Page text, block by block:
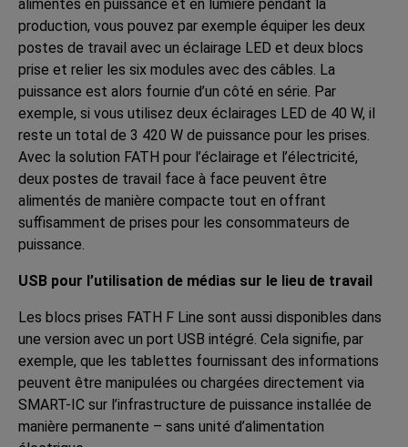
alimentés en puissance et en lumière pendant la
production, vous pouvez par exemple équiper les deux
postes de travail avec un éclairage LED et deux blocs
prise et relier les six modules avec des câbles. La
puissance est alors fournie d’un côté en série. Par
exemple, si vous utilisez deux éclairages LED de 40 W, il
reste un total de 3 420 W de puissance pour les prises.
Avec la solution FATH pour l’éclairage et l’électricité,
deux postes de travail face à face peuvent être
alimentés de manière compacte tout en offrant
suffisamment de prises pour les consommateurs de
puissance.
USB pour l’utilisation de médias sur le lieu de travail
Les blocs prises FATH F Line sont aussi disponibles dans
une version avec un port USB intégré. Cela signifie, par
exemple, que les tablettes fournissant des informations
peuvent être manipulées ou chargées directement via
SMART-IC sur l’infrastructure de puissance installée de
manière permanente – sans unité d’alimentation